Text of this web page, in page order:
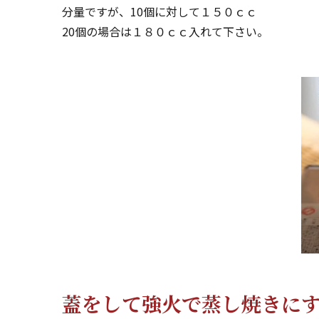
分量ですが、10個に対して１５０ｃｃ
20個の場合は１８０ｃｃ入れて下さい。
蓋をして強火で蒸し焼きに